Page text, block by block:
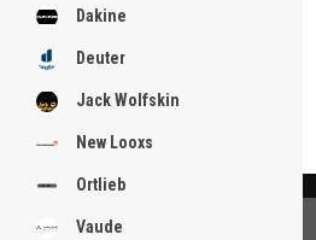
Dakine
Deuter
Jack Wolfskin
New Looxs
Ortlieb
Vaude
.
.
.
.
.